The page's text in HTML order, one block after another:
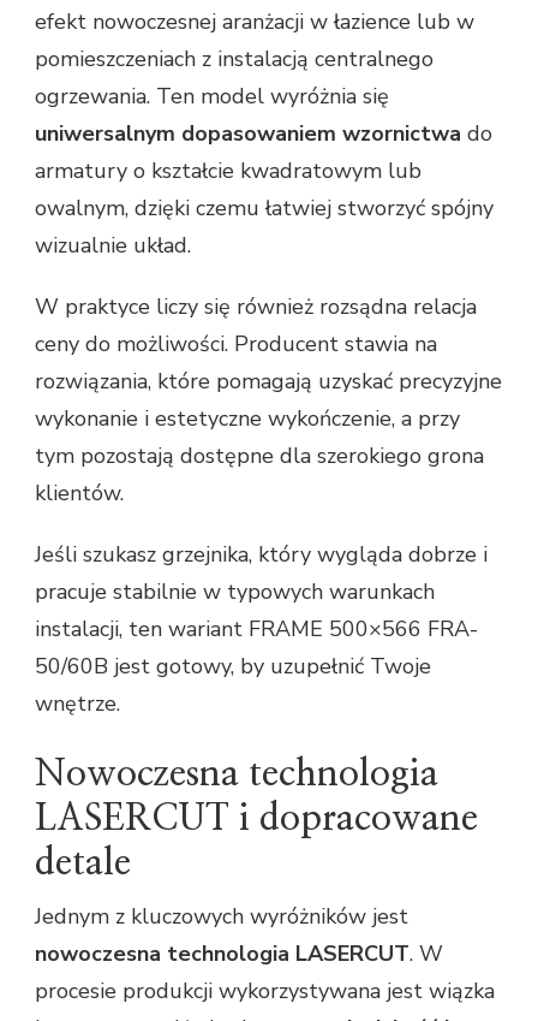
efekt nowoczesnej aranżacji w łazience lub w
pomieszczeniach z instalacją centralnego
ogrzewania. Ten model wyróżnia się
uniwersalnym dopasowaniem wzornictwa do
armatury o kształcie kwadratowym lub
owalnym, dzięki czemu łatwiej stworzyć spójny
wizualnie układ.
W praktyce liczy się również rozsądna relacja
ceny do możliwości. Producent stawia na
rozwiązania, które pomagają uzyskać precyzyjne
wykonanie i estetyczne wykończenie, a przy
tym pozostają dostępne dla szerokiego grona
klientów.
Jeśli szukasz grzejnika, który wygląda dobrze i
pracuje stabilnie w typowych warunkach
instalacji, ten wariant FRAME 500×566 FRA-
50/60B jest gotowy, by uzupełnić Twoje
wnętrze.
Nowoczesna technologia
LASERCUT i dopracowane
detale
Jednym z kluczowych wyróżników jest
nowoczesna technologia LASERCUT. W
procesie produkcji wykorzystywana jest wiązka